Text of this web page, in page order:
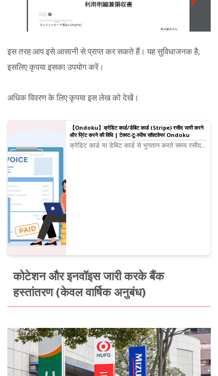
इस तरह आप इसे आसानी से प्राप्त कर सकते हैं। यह सुविधाजनक है,
इसलिए कृपया इसका उपयोग करें।
अधिक विवरण के लिए कृपया इस लेख को देखें।
【Ondoku】क्रेडिट कार्ड/डेबिट कार्ड (Stripe) रसीद जारी करने
और प्रिंट करने की विधि | टेक्स्ट-टू-स्पीच सॉफ़्टवेयर Ondoku
क्रेडिट कार्ड या डेबिट कार्ड से भुगतान करते समय रसीद
कोटेशन और इनवॉइस जारी करके बैंक
हस्तांतरण (केवल वार्षिक अनुबंध)